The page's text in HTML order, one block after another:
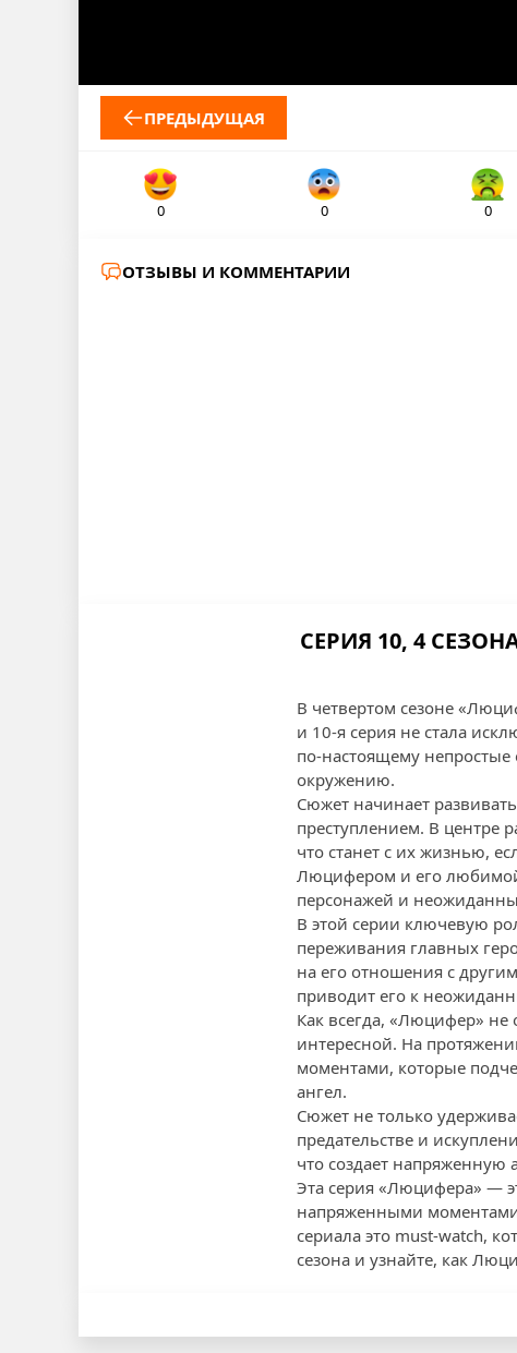
ПРЕДЫДУЩАЯ
0 0 0
ОТЗЫВЫ И КОММЕНТАРИИ
СЕРИЯ 10, 4
В четвертом сезоне
и 10-я серия не стала
по-настоящему непростые
окружению.
Сюжет начинает
преступлением. В центре
что станет с их жизнью,
Люцифером и его
персонажей и
В этой серии ключевую
переживания главных
на его отношения с
приводит его к
Как всегда, «Люцифер»
интересной. На
моментами, которые
ангел.
Сюжет не только
предательстве и
что создает
Эта серия «Люцифера» —
напряженными
сериала это must-watch,
сезона и узнайте, как